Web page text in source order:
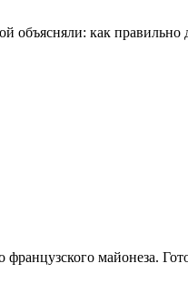
как правильно
майонеза.